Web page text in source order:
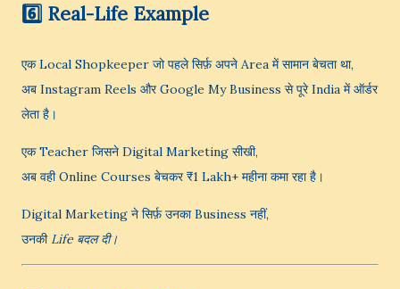
6️⃣ Real-Life Example
एक Local Shopkeeper जो पहले सिर्फ़ अपने Area में सामान बेचता था,
अब Instagram Reels और Google My Business से पूरे India में ऑर्डर
लेता है।
एक Teacher जिसने Digital Marketing सीखी,
अब वही Online Courses बेचकर ₹1 Lakh+ महीना कमा रहा है।
Digital Marketing ने सिर्फ़ उनका Business नहीं,
उनकी Life बदल दी।